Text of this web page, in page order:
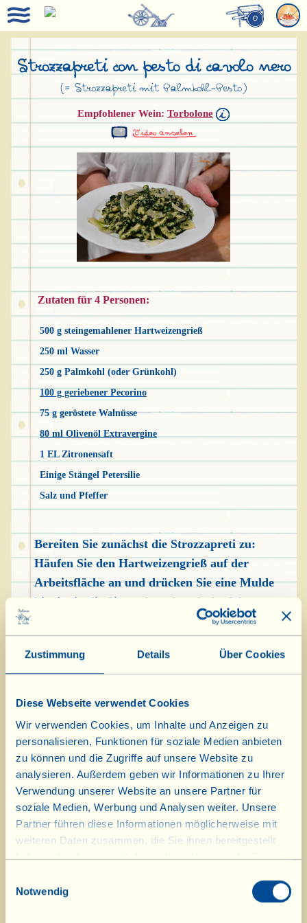
Zustimmung Details Über Cookies
Diese Webseite verwendet Cookies
Wir verwenden Cookies, um Inhalte und Anzeigen zu
personalisieren, Funktionen für soziale Medien anbieten
zu können und die Zugriffe auf unsere Website zu
analysieren. Außerdem geben wir Informationen zu Ihrer
Verwendung unserer Website an unsere Partner für
soziale Medien, Werbung und Analysen weiter. Unsere
Partner führen diese Informationen möglicherweise mit
weiteren Daten zusammen, die Sie ihnen bereitgestellt
haben oder die sie im Rahmen Ihrer Nutzung der Dienste
Notwendig
0
Strozzapreti con pesto di cavolo nero
(= Strozzapreti mit Palmkohl-Pesto)
Empfohlener Wein: Torbolone
Zutaten für 4 Personen:
500 g steingemahlener Hartweizengrieß
250 ml Wasser
250 g Palmkohl (oder Grünkohl)
100 g geriebener Pecorino
75 g geröstete Walnüsse
80 ml Olivenöl Extravergine
1 EL Zitronensaft
Einige Stängel Petersilie
Salz und Pfeffer
Bereiten Sie zunächst die Strozzapreti zu:
Häufen Sie den Hartweizengrieß auf der
Arbeitsfläche an und drücken Sie eine Mulde
hinein, in die Sie nach und nach das Wasser
gießen. Vermengen Sie das Ganze erst mit einer
Gabel, wobei Sie allmählich den Grieß von den
Rändern untermischen, und arbeiten Sie dann
mit den Händen weiter, bis ein glatter,
geschmeidiger und nicht klebender Teig
davon und rollen Sie es mit den Händen aus, bis
Sie eine Art „Spaghettoni" (= dicke Spaghetti)
mit einem Durchmesser von etwa 5 mm
erhalten; fahren Sie damit fort, bis der Teig
aufgebraucht ist. Die „Spaghettoni" in 4-5 cm
lange Stücke schneiden, jeweils ein
Spießchen wickeln. Ziehen Sie es dann heraus,